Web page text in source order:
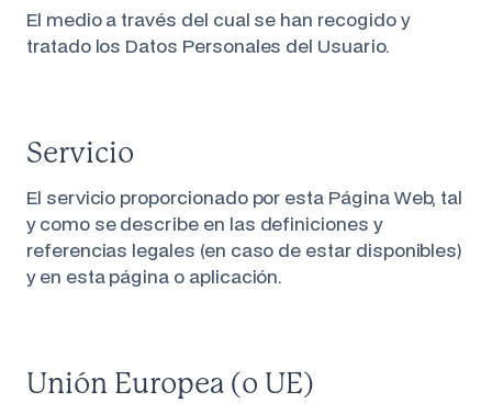
El medio a través del cual se han recogido y
tratado los Datos Personales del Usuario.
Servicio
El servicio proporcionado por esta Página Web, tal
y como se describe en las definiciones y
referencias legales (en caso de estar disponibles)
y en esta página o aplicación.
Unión Europea (o UE)